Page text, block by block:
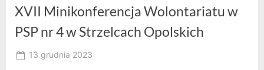
XVII Minikonferencja Wolontariatu w
PSP nr 4 w Strzelcach Opolskich
Posted
13 grudnia 2023